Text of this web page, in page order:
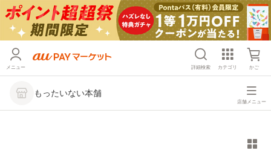
メニュー 詳細検索 カテゴリ かご
もったいない本舗
店舗メニュー